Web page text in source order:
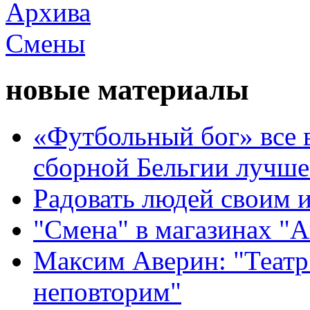
новые материалы
«Футбольный бог» все
сборной Бельгии
Радовать людей своим
"Смена" в магазинах
Максим Аверин:
неповторим"